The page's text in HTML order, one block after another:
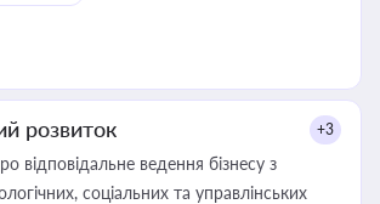
розвиток +3
відповідальне ведення бізнесу з
соціальних та управлінських